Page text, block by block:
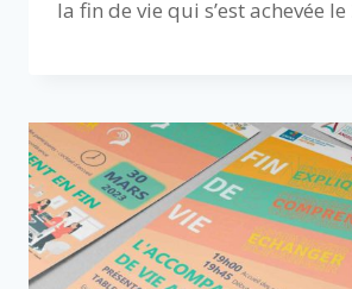
la fin de vie qui s’est achevée